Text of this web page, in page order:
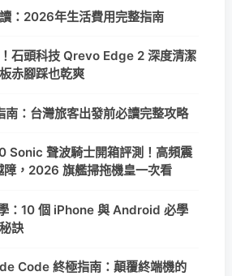
：2026年生活費用完整指南
石頭科技 Qrevo Edge 2 深度清潔
赤腳踩也乾爽
：台灣旅客出發前必讀完整攻略
Sonic 聲波騎士開箱評測！高頻震
，2026 旗艦掃拖機皇一次看
：10 個 iPhone 與 Android 必學
訣
Code 終極指南：顛覆終端機的